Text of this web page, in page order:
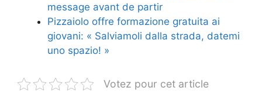
message avant de partir
Pizzaiolo offre formazione gratuita ai
giovani: « Salviamoli dalla strada, datemi
uno spazio! »
Votez pour cet article